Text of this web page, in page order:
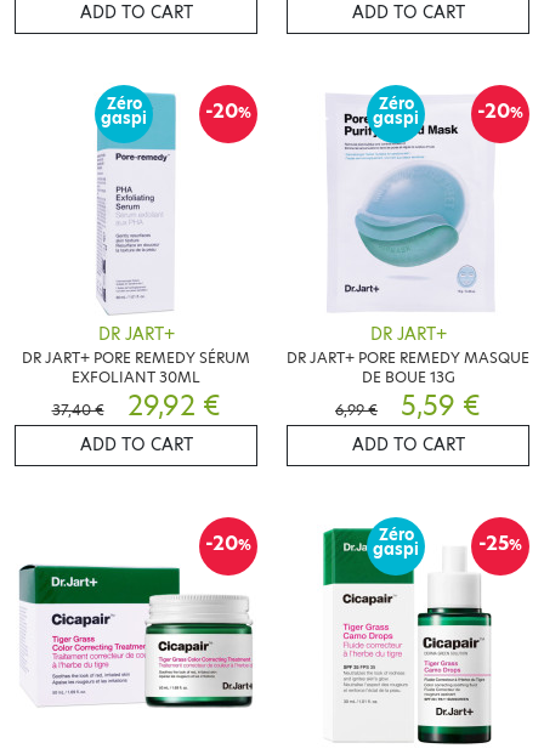
ADD TO CART ADD TO CART
-20%
Zéro
gaspi
DR JART+
DR JART+ PORE REMEDY SÉRUM
EXFOLIANT 30ML
37,40 €
29,92 €
ADD TO CART
-20%
Zéro
gaspi
DR JART+
DR JART+ PORE REMEDY MASQUE
DE BOUE 13G
6,99 €
5,59 €
ADD TO CART
-20% -25%
Zéro
gaspi